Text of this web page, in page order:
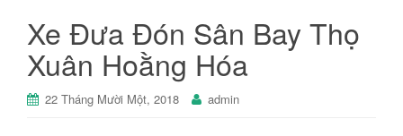
Xe Đưa Đón Sân Bay Thọ
Xuân Hoằng Hóa
22 Tháng Mười Một, 2018 admin